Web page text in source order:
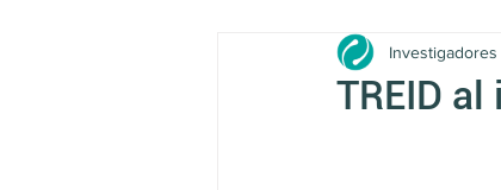
TREID al
Investigadores